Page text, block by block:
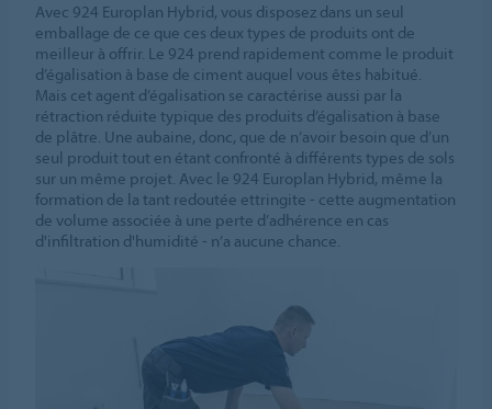
Avec 924 Europlan Hybrid, vous disposez dans un seul
emballage de ce que ces deux types de produits ont de
meilleur à offrir. Le 924 prend rapidement comme le produit
d’égalisation à base de ciment auquel vous êtes habitué.
Mais cet agent d’égalisation se caractérise aussi par la
rétraction réduite typique des produits d’égalisation à base
de plâtre. Une aubaine, donc, que de n’avoir besoin que d’un
seul produit tout en étant confronté à différents types de sols
sur un même projet. Avec le 924 Europlan Hybrid, même la
formation de la tant redoutée ettringite - cette augmentation
de volume associée à une perte d’adhérence en cas
d'infiltration d'humidité - n’a aucune chance.